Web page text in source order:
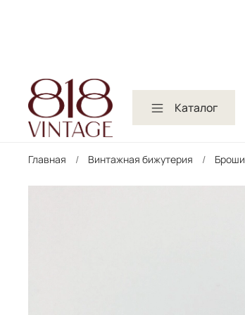
Каталог
Главная Винтажная бижутерия Броши